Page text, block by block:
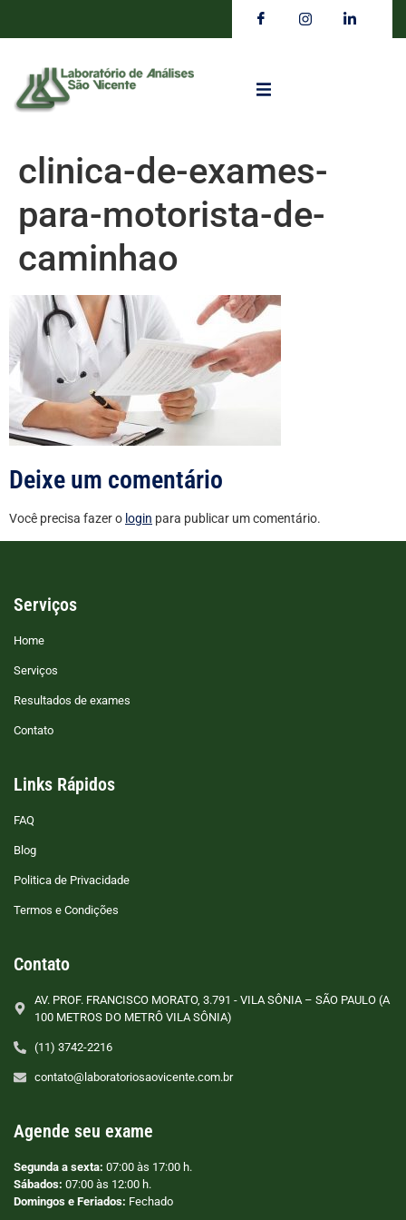
clinica-de-exames-
para-motorista-de-
caminhao
Deixe um comentário
Você precisa fazer o login para publicar um comentário.
Serviços
Home
Serviços
Resultados de exames
Contato
Links Rápidos
FAQ
Blog
Politica de Privacidade
Termos e Condições
Contato
AV. PROF. FRANCISCO MORATO, 3.791 - VILA SÔNIA – SÃO PAULO (A
100 METROS DO METRÔ VILA SÔNIA)
(11) 3742-2216
contato@laboratoriosaovicente.com.br
Agende seu exame
Segunda a sexta: 07:00 às 17:00 h.
Sábados: 07:00 às 12:00 h.
Domingos e Feriados: Fechado